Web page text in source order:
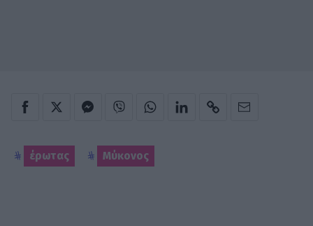
έρωτας Μύκονος